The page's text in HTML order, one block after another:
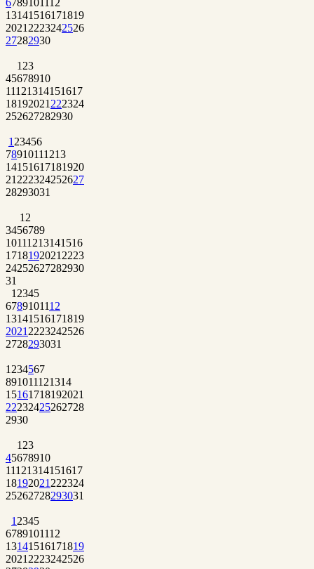
13141516171819
2021 2223242526
27282930
1 23
45678910
11121314151617
18192021 222324
252627282930
1 23456
78910111213
14151617181920
21 222324252627
28293031
1 2
3456789
10111213141516
1718192021 2223
24252627282930
31
1 2345
6789101112
13141516171819
2021 2223242526
2728293031
1 234567
891011121314
15161718192021
22232425262728
2930
1 23
45678910
11121314151617
18192021 222324
25262728293031
1 2345
6789101112
13141516171819
2021 2223242526